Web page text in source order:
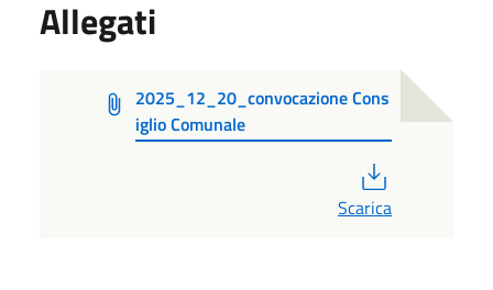
Allegati
2025_12_20_convocazione Cons
iglio Comunale
Scarica